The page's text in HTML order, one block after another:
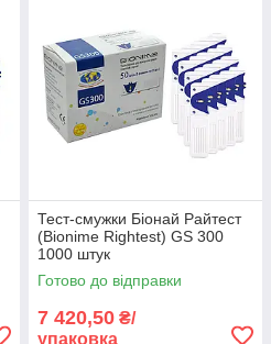
Тест-смужки Біонай Райтест
(Bionime Rightest) GS 300
1000 штук
Готово до відправки
7 420,50 ₴/
упаковка